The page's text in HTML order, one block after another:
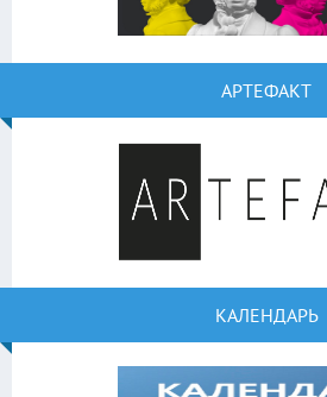
АРТЕФАКТ
КАЛЕНДАРЬ